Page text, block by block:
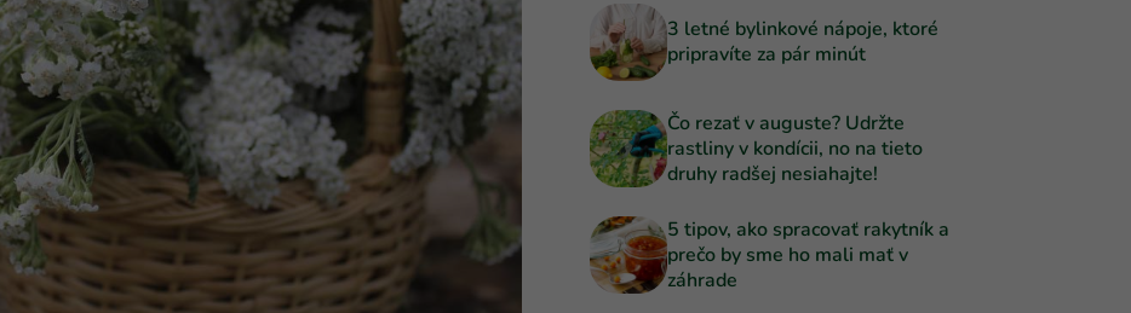
3 letné bylinkové nápoje, ktoré
pripravíte za pár minút
Čo rezať v auguste? Udržte
rastliny v kondícii, no na tieto
druhy radšej nesiahajte!
5 tipov, ako spracovať rakytník a
prečo by sme ho mali mať v
záhrade